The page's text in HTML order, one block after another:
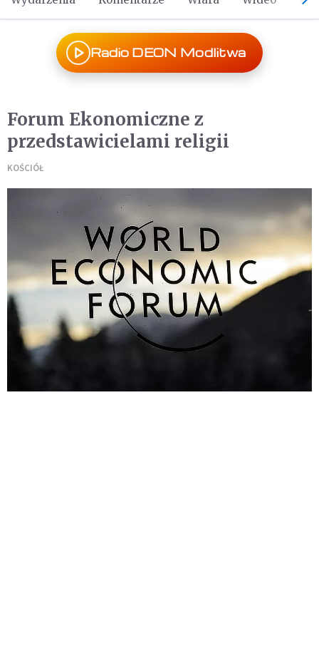
Radio DEON Modlitwa
Forum Ekonomiczne z
przedstawicielami religii
KOŚCIÓŁ